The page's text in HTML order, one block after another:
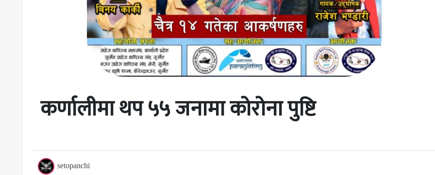
कर्णालीमा थप ५५ जनामा कोरोना पुष्टि
setopanchi